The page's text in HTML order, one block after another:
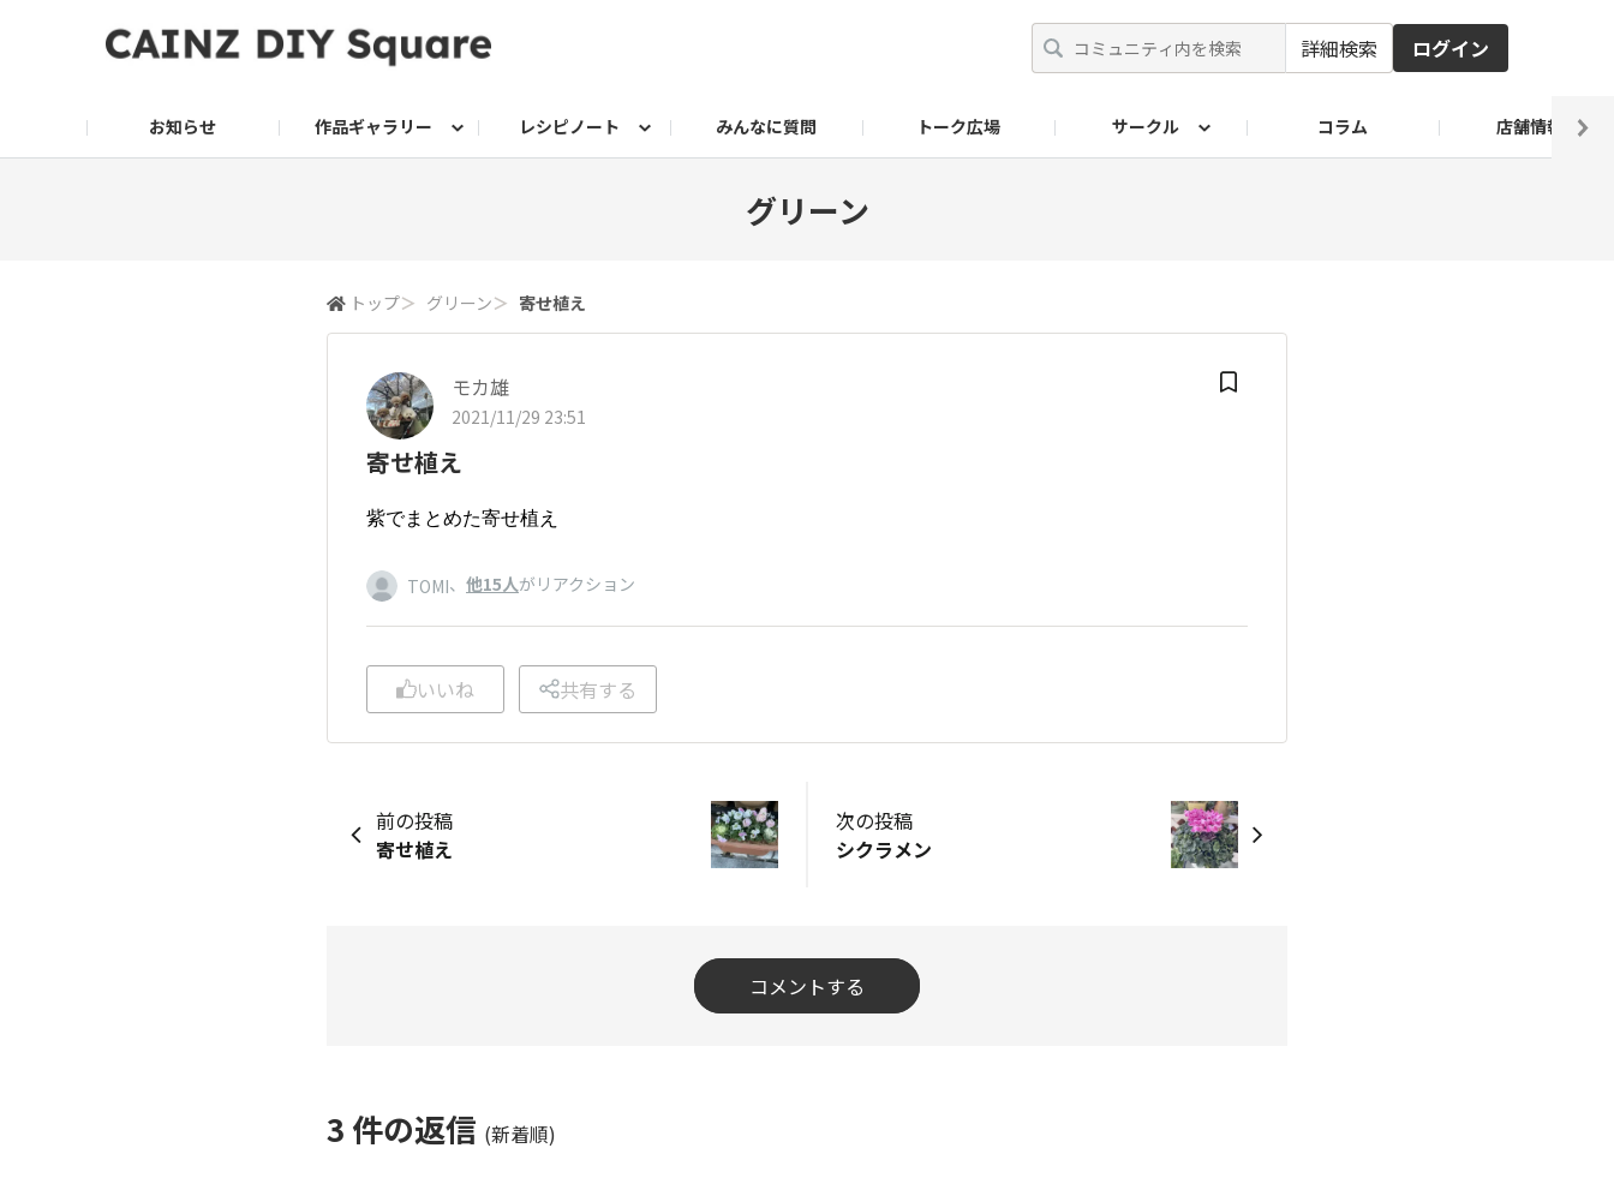
詳細検索 ログイン
お知らせ 作品ギャラリー レシピノート みんなに質問 トーク広場 サークル コラム 店舗情報
グリーン
トップ＞ グリーン＞ 寄せ植え
モカ雄
2021/11/29 23:51
寄せ植え
紫でまとめた寄せ植え
TOMI、 他15人がリアクション
いいね 共有する
前の投稿
寄せ植え
次の投稿
シクラメン
コメントする
3 件の返信 (新着順)